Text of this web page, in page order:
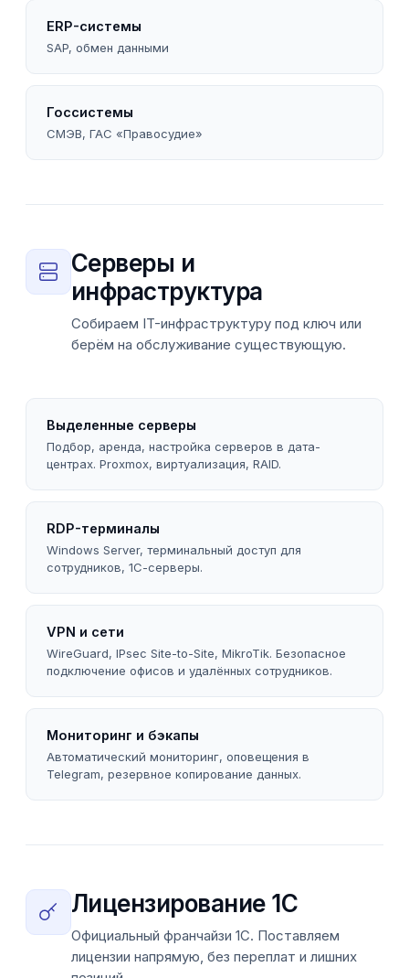
ERP-системы
SAP, обмен данными
Госсистемы
СМЭВ, ГАС «Правосудие»
Серверы и
инфраструктура
Собираем IT-инфраструктуру под ключ или
берём на обслуживание существующую.
Выделенные серверы
Подбор, аренда, настройка серверов в дата-
центрах. Proxmox, виртуализация, RAID.
RDP-терминалы
Windows Server, терминальный доступ для
сотрудников, 1С-серверы.
VPN и сети
WireGuard, IPsec Site-to-Site, MikroTik. Безопасное
подключение офисов и удалённых сотрудников.
Мониторинг и бэкапы
Автоматический мониторинг, оповещения в
Telegram, резервное копирование данных.
Лицензирование 1С
Официальный франчайзи 1С. Поставляем
лицензии напрямую, без переплат и лишних